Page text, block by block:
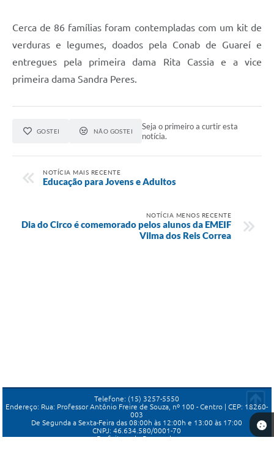
Cerca de 86 famílias foram contempladas com um kit de
verduras e legumes, doados pela Conab de Guareí e
entregues pela primeira dama Rita Cassia e a vice
primeira dama Sandra Peres.
GOSTEI NÃO GOSTEI
Seja o primeiro a curtir esta
notícia.
NOTÍCIA MAIS RECENTE
Educação para Jovens e Adultos
NOTÍCIA MENOS RECENTE
Dia do Circo é comemorado pelos alunos da EMEIF
Vilma dos Reis Correa
Telefone: (15) 3257-5550
Endereço: Rua: Professor Antônio Freire de Souza, nº 100 - Centro | CEP: 18260-
003
De Segunda a Sexta-Feira das 08:00h às 12:00h e 13:00 às 17:00
CNPJ: 46.634.580/0001-70
Prefeitura de Porangaba